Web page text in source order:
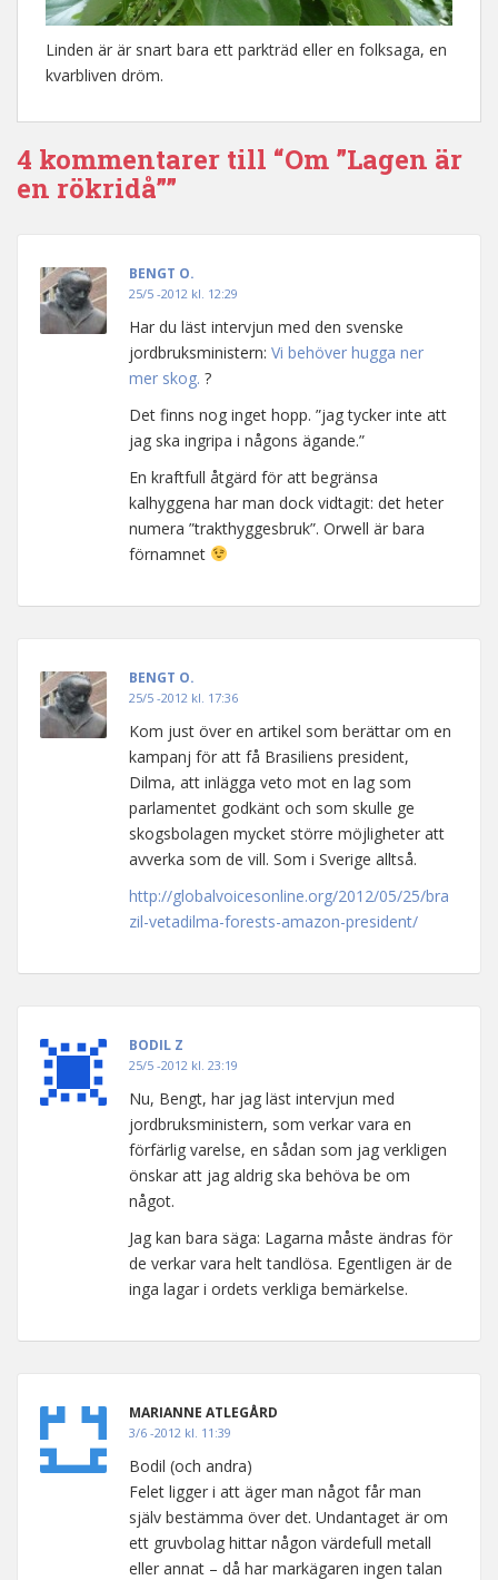
Linden är är snart bara ett parkträd eller en folksaga, en
kvarbliven dröm.
4 kommentarer till “Om ”Lagen är
en rökridå””
BENGT O.
25/5 -2012 kl. 12:29
Har du läst intervjun med den svenske
jordbruksministern: Vi behöver hugga ner
mer skog. ?
Det finns nog inget hopp. ”jag tycker inte att
jag ska ingripa i någons ägande.”
En kraftfull åtgärd för att begränsa
kalhyggena har man dock vidtagit: det heter
numera ”trakthyggesbruk”. Orwell är bara
förnamnet
BENGT O.
25/5 -2012 kl. 17:36
Kom just över en artikel som berättar om en
kampanj för att få Brasiliens president,
Dilma, att inlägga veto mot en lag som
parlamentet godkänt och som skulle ge
skogsbolagen mycket större möjligheter att
avverka som de vill. Som i Sverige alltså.
http://globalvoicesonline.org/2012/05/25/bra
zil-vetadilma-forests-amazon-president/
BODIL Z
25/5 -2012 kl. 23:19
Nu, Bengt, har jag läst intervjun med
jordbruksministern, som verkar vara en
förfärlig varelse, en sådan som jag verkligen
önskar att jag aldrig ska behöva be om
något.
Jag kan bara säga: Lagarna måste ändras för
de verkar vara helt tandlösa. Egentligen är de
inga lagar i ordets verkliga bemärkelse.
MARIANNE ATLEGÅRD
3/6 -2012 kl. 11:39
Bodil (och andra)
Felet ligger i att äger man något får man
själv bestämma över det. Undantaget är om
ett gruvbolag hittar någon värdefull metall
eller annat – då har markägaren ingen talan